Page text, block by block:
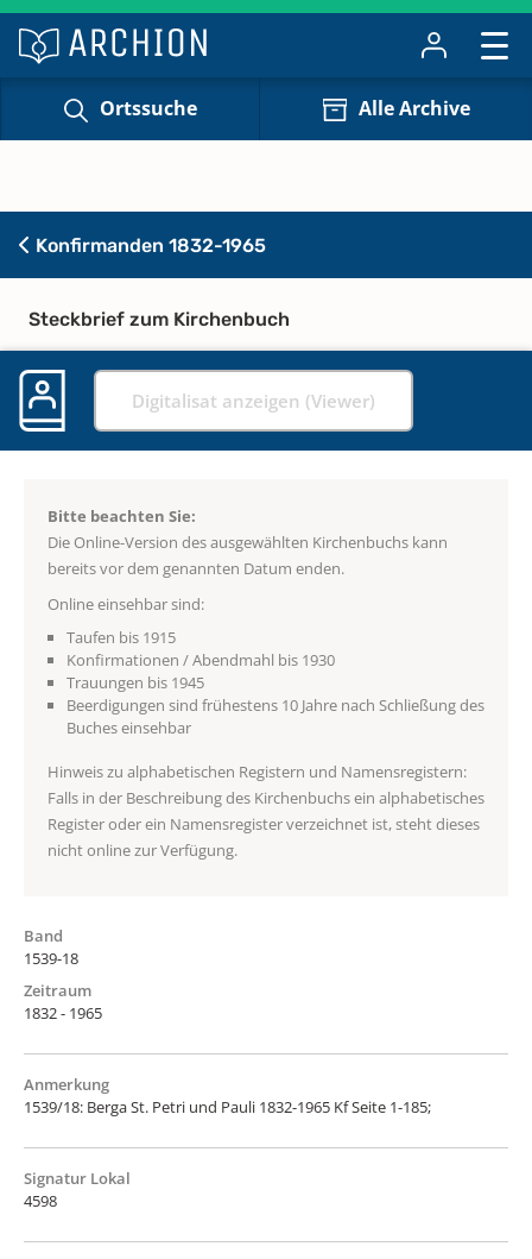
Ortssuche Alle Archive
Konfirmanden 1832-1965
Steckbrief zum Kirchenbuch
Digitalisat anzeigen (Viewer)
Bitte beachten Sie:
Die Online-Version des ausgewählten Kirchenbuchs kann
bereits vor dem genannten Datum enden.
Online einsehbar sind:
Taufen bis 1915
Konfirmationen / Abendmahl bis 1930
Trauungen bis 1945
Beerdigungen sind frühestens 10 Jahre nach Schließung des
Buches einsehbar
Hinweis zu alphabetischen Registern und Namensregistern:
Falls in der Beschreibung des Kirchenbuchs ein alphabetisches
Register oder ein Namensregister verzeichnet ist, steht dieses
nicht online zur Verfügung.
Band
1539-18
Zeitraum
1832 - 1965
Anmerkung
1539/18: Berga St. Petri und Pauli 1832-1965 Kf Seite 1-185;
Signatur Lokal
4598